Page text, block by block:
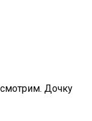
Дочку